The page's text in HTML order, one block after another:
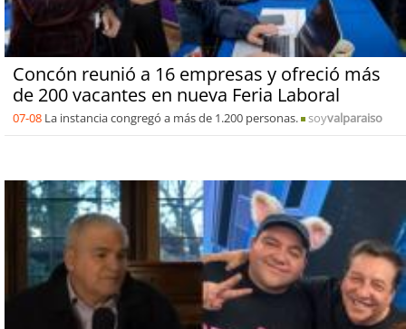
Concón reunió a 16 empresas y ofreció más
de 200 vacantes en nueva Feria Laboral
07-08 La instancia congregó a más de 1.200 personas. soyvalparaiso